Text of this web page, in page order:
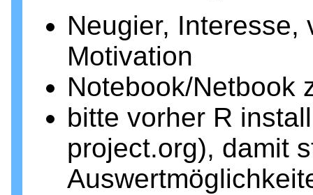
Neugier, Interesse,
Motivation
Notebook/Netbook
bitte vorher R
project.org), damit